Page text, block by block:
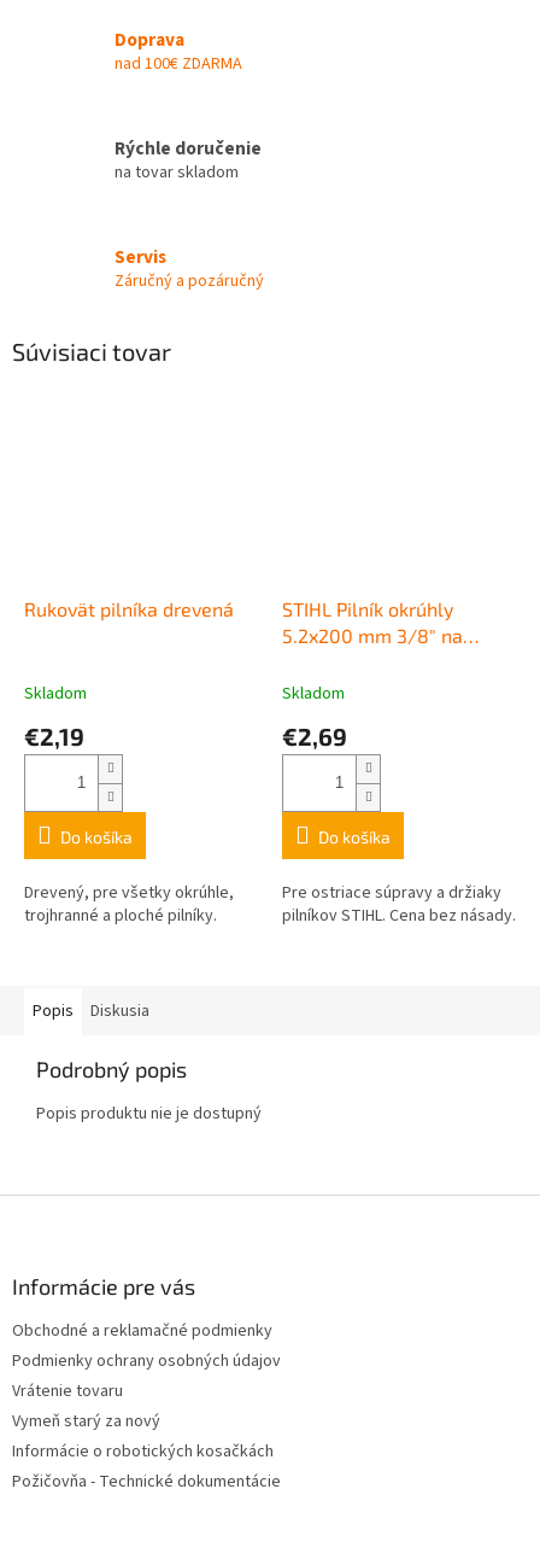
Doprava
nad 100€ ZDARMA
Rýchle doručenie
na tovar skladom
Servis
Záručný a pozáručný
Súvisiaci tovar
Rukovät pilníka drevená
Skladom
€2,19
Do košíka
Drevený, pre všetky okrúhle,
trojhranné a ploché pilníky.
STIHL Pilník okrúhly
5.2x200 mm 3/8" na
Skladom
€2,69
Do košíka
Pre ostriace súpravy a držiaky
pilníkov STIHL. Cena bez násady.
Popis Diskusia
Podrobný popis
Popis produktu nie je dostupný
Informácie pre vás
Obchodné a reklamačné podmienky
Podmienky ochrany osobných údajov
Vrátenie tovaru
Vymeň starý za nový
Informácie o robotických kosačkách
Požičovňa - Technické dokumentácie